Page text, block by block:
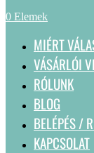
0 Elemek
MIÉRT
VÁSÁRLÓI
RÓLUNK
BLOG
BELÉPÉS /
KAPCSOLAT